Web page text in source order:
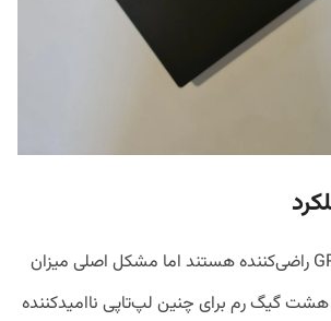
به‌ طور کلی CPU و GPU راضی‌کننده هستند اما مشکل اصلی میزان
گیگ رم برای چنین لپ‌تاپی ناامیدکننده